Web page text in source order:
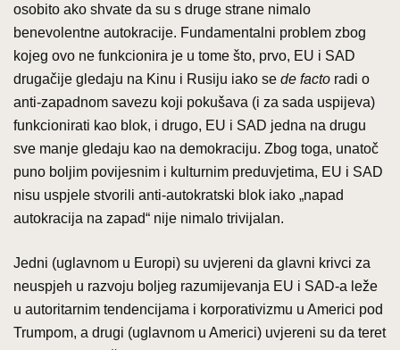
osobito ako shvate da su s druge strane nimalo
benevolentne autokracije. Fundamentalni problem zbog
kojeg ovo ne funkcionira je u tome što, prvo, EU i SAD
drugačije gledaju na Kinu i Rusiju iako se de facto radi o
anti-zapadnom savezu koji pokušava (i za sada uspijeva)
funkcionirati kao blok, i drugo, EU i SAD jedna na drugu
sve manje gledaju kao na demokraciju. Zbog toga, unatoč
puno boljim povijesnim i kulturnim preduvjetima, EU i SAD
nisu uspjele stvorili anti-autokratski blok iako „napad
autokracija na zapad“ nije nimalo trivijalan.
Jedni (uglavnom u Europi) su uvjereni da glavni krivci za
neuspjeh u razvoju boljeg razumijevanja EU i SAD-a leže
u autoritarnim tendencijama i korporativizmu u Americi pod
Trumpom, a drugi (uglavnom u Americi) uvjereni su da teret